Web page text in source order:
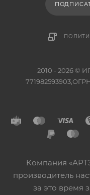
2010 - 2026 ©
Компания
производитель
за это время